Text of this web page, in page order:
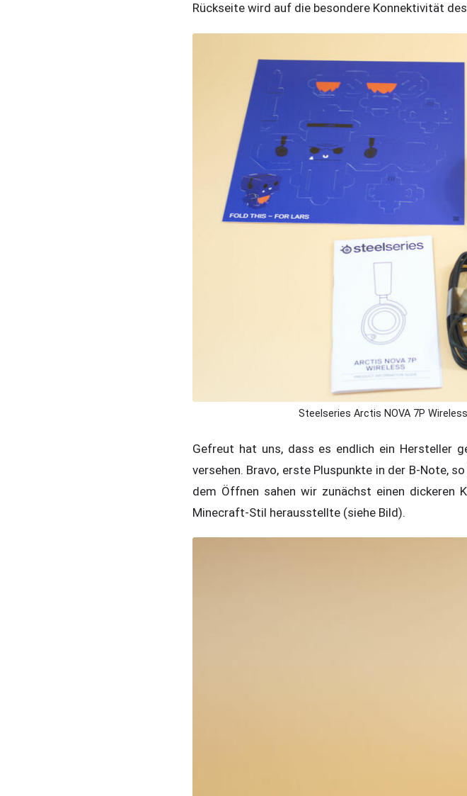
Rückseite wird auf die besondere Konnektivität
Steelseries Arctis NOVA 7P
Gefreut hat uns, dass es endlich ein Hersteller
versehen. Bravo, erste Pluspunkte in der B-Note,
dem Öffnen sahen wir zunächst einen dickeren
Minecraft-Stil herausstellte (siehe Bild).